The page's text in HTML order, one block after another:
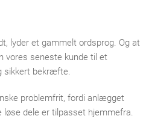
lyder et gammelt ordsprog. Og at
vores seneste kunde til et
sikkert bekræfte.
problemfrit, fordi anlægget
løse dele er tilpasset hjemmefra.